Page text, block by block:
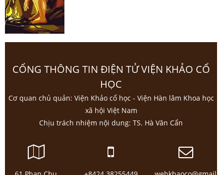
CỔNG THÔNG TIN ĐIỆN TỬ VIỆN KHẢO CỔ
HỌC
Cơ quan chủ quản: Viện Khảo cổ học - Viện Hàn lâm Khoa học
xã hội Việt Nam
Chịu trách nhiệm nội dung: TS. Hà Văn Cẩn